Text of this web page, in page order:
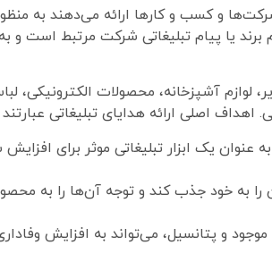
و کسب و کارها ارائه می‌دهند به
یا پیام تبلیغاتی شرکت مرتبط است و به
لوازم آشپزخانه، محصولات الکترونیکی،
اصلی ارائه هدایای تبلیغاتی عبارتند
به عنوان یک ابزار تبلیغاتی موثر برای
را به خود جذب کند و توجه آن‌ها را به
موجود و پتانسیل، می‌تواند به افزایش